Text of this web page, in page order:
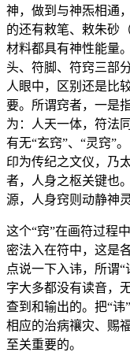
神，做到与神炁相通
的还有敕笔、敕朱砂
材料都具有神性能量
头、符脚、符窍三部
人眼中，区别还是比
要。所谓窍者，一是
为：人天一体，符法
有无“玄窍”、“灵窍”
印为传纪之文仪，乃
者，人身之枢关键也
源，人身窍则动静神
这个“窍”在画符过程
密法入在符中，这是
点说一下入讳，所谓
字大多都没有读音，
查到和输出的。把“
相应的治病禳灾、赐
至关重要的。